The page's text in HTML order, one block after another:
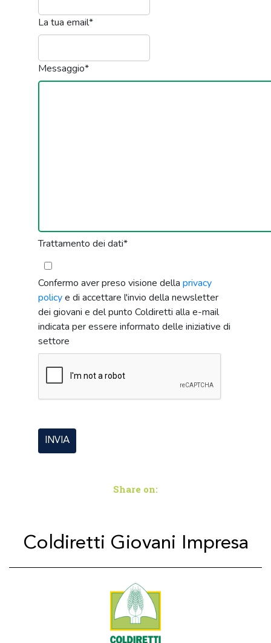
La tua email*
Messaggio*
Trattamento dei dati*
Confermo aver preso visione della privacy
policye di accettare l'invio della newsletter
dei giovani e del punto Coldiretti alla e-mail
indicata per essere informato delle iniziative di
settore
Share on:
Coldiretti Giovani Impresa